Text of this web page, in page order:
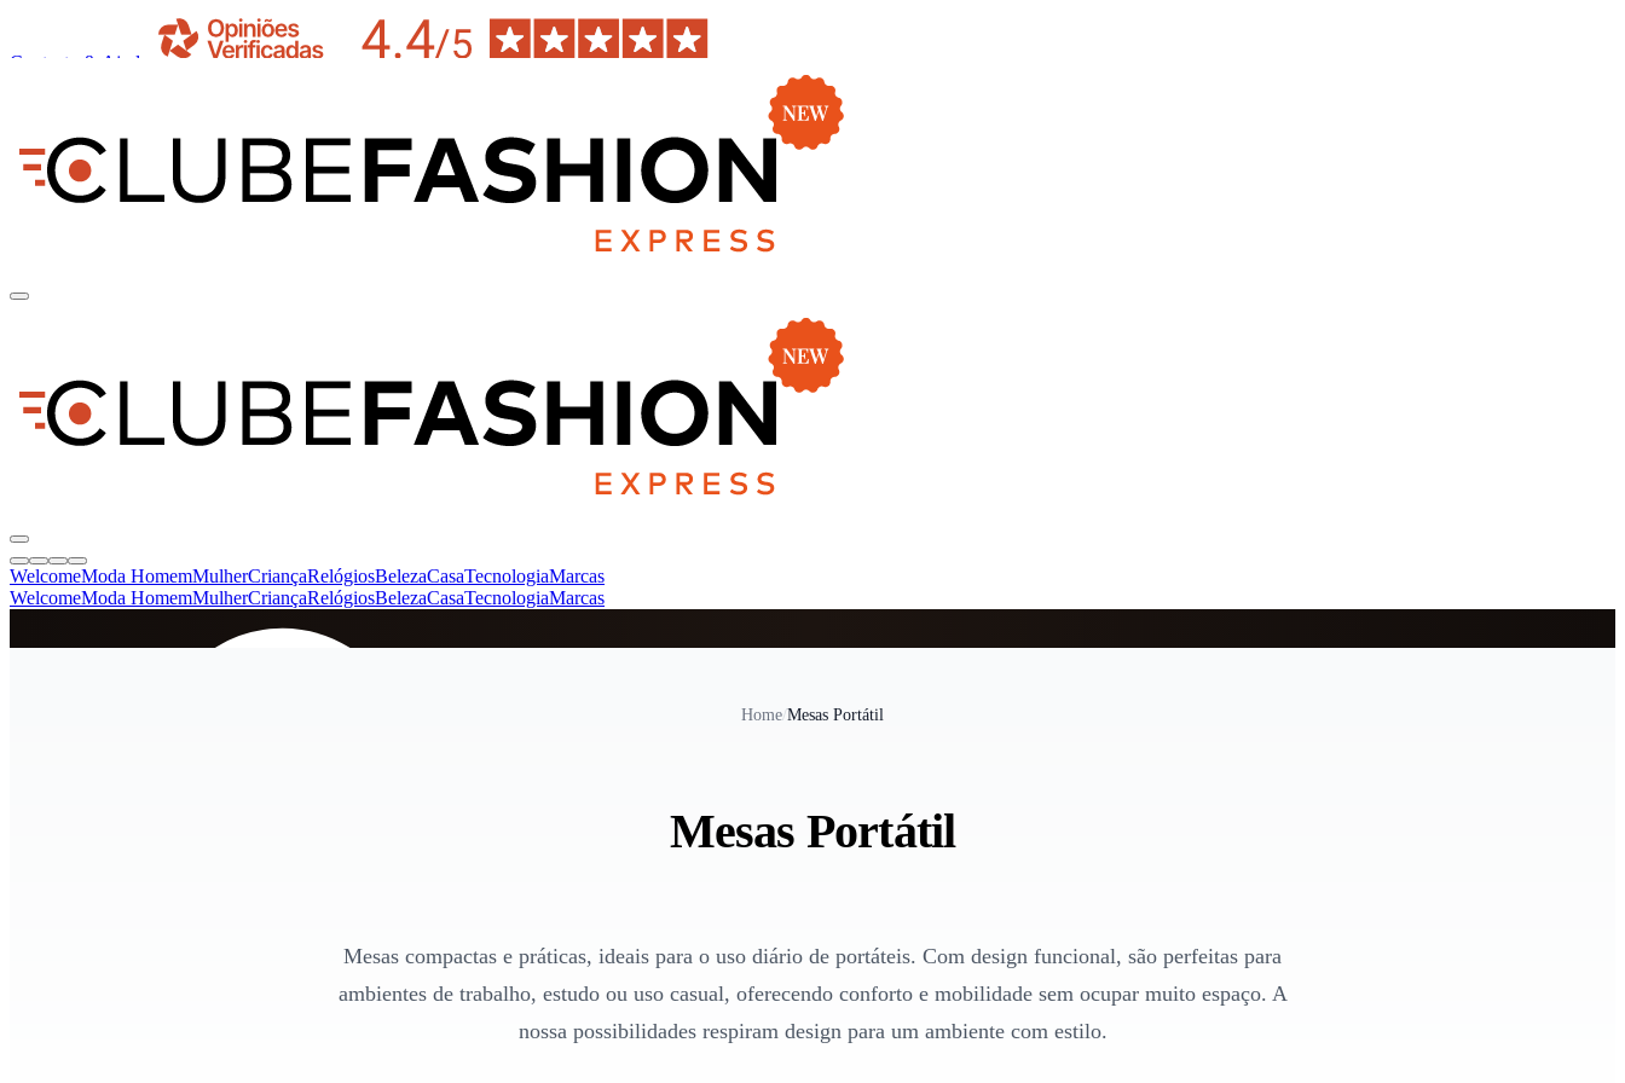
Contacto & Ajuda
WelcomeModa HomemMulherCriançaRelógiosBelezaCasaTecnologiaMarcas
WelcomeModa HomemMulherCriançaRelógiosBelezaCasaTecnologiaMarcas
Home/Mesas Portátil
Mesas Portátil
Mesas compactas e práticas, ideais para o uso diário de portáteis. Com design funcional, são perfeitas para
ambientes de trabalho, estudo ou uso casual, oferecendo conforto e mobilidade sem ocupar muito espaço. A
nossa possibilidades respiram design para um ambiente com estilo.